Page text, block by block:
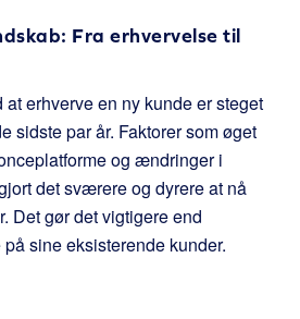
Fra erhvervelse til
erhverve en ny kunde er steget
sidste par år. Faktorer som øget
og ændringer i
det sværere og dyrere at nå
Det gør det vigtigere end
sine eksisterende kunder.